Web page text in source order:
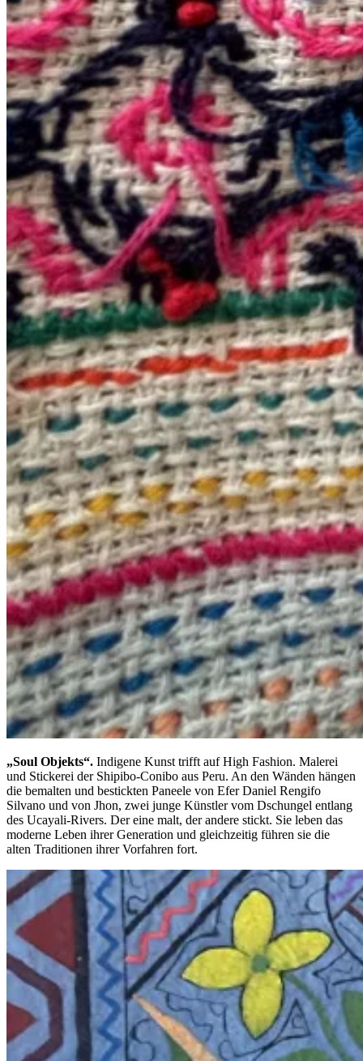
„Soul Objekts“. Indigene Kunst trifft auf High Fashion. Malerei
und Stickerei der Shipibo-Conibo aus Peru. An den Wänden hängen
die bemalten und bestickten Paneele von Efer Daniel Rengifo
Silvano und von Jhon, zwei junge Künstler vom Dschungel entlang
des Ucayali-Rivers. Der eine malt, der andere stickt. Sie leben das
moderne Leben ihrer Generation und gleichzeitig führen sie die
alten Traditionen ihrer Vorfahren fort.